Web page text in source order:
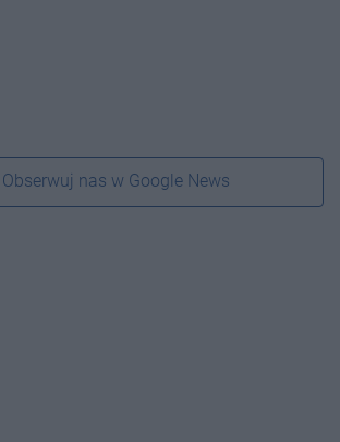
Obserwuj nas w Google News